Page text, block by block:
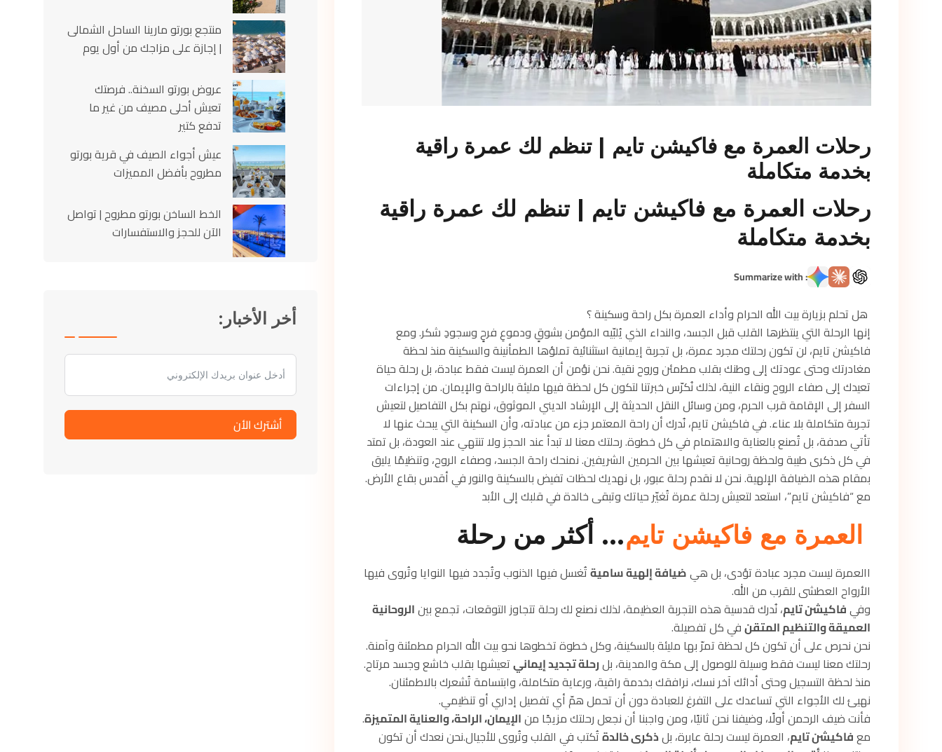
رحلات العمرة مع فاكيشن تايم | تنظم لك عمرة راقية
بخدمة متكاملة
رحلات العمرة مع فاكيشن تايم | تنظم لك عمرة راقية
بخدمة متكاملة
: Summarize with
هل تحلم بزيارة بيت الله الحرام وأداء العمرة بكل راحة وسكينة ؟
إنها الرحلة التي ينتظرها القلب قبل الجسد، والنداء الذي يُلبّيه المؤمن بشوقٍ ودموعِ فرحٍ وسجودِ شكر. ومع
فاكيشن تايم، لن تكون رحلتك مجرد عمرة، بل تجربة إيمانية استثنائية تملؤها الطمأنينة والسكينة منذ لحظة
مغادرتك وحتى عودتك إلى وطنك بقلب مطمئن وروح نقية. نحن نؤمن أن العمرة ليست فقط عبادة، بل رحلة حياة
تعيدك إلى صفاء الروح ونقاء النية، لذلك نُكرّس خبرتنا لتكون كل لحظة فيها مليئة بالراحة والإيمان. من إجراءات
السفر إلى الإقامة قرب الحرم، ومن وسائل النقل الحديثة إلى الإرشاد الديني الموثوق، نهتم بكل التفاصيل لتعيش
تجربة متكاملة بلا عناء. في فاكيشن تايم، نُدرك أن راحة المعتمر جزء من عبادته، وأن السكينة التي يبحث عنها لا
تأتي صدفة، بل تُصنع بالعناية والاهتمام في كل خطوة. رحلتك معنا لا تبدأ عند الحجز ولا تنتهي عند العودة، بل تمتد
في كل ذكرى طيبة ولحظة روحانية تعيشها بين الحرمين الشريفين. نمنحك راحة الجسد، وصفاء الروح، وتنظيمًا يليق
بمقام هذه الضيافة الإلهية. نحن لا نقدم رحلة عبور، بل نهديك لحظات تفيض بالسكينة والنور في أقدس بقاع الأرض.
مع “فاكيشن تايم”، استعد لتعيش رحلة عمرة تُغيّر حياتك وتبقى خالدة في قلبك إلى الأبد
العمرة مع فاكيشن تايم… أكثر من رحلة
االعمرة ليست مجرد عبادة تؤدى، بل هيضيافة إلهية ساميةتُغسل فيها الذنوب وتُجدد فيها النوايا وتُروى فيها
الأرواح العطشى للقرب من الله.
وفيفاكيشن تايم، نُدرك قدسية هذه التجربة العظيمة، لذلك نصنع لك رحلة تتجاوز التوقعات، تجمع بينالروحانية
العميقة والتنظيم المتقنفي كل تفصيلة.
نحن نحرص على أن تكون كل لحظة تمرّ بها مليئة بالسكينة، وكل خطوة تخطوها نحو بيت الله الحرام مطمئنة وآمنة.
رحلتك معنا ليست فقط وسيلة للوصول إلى مكة والمدينة، بلرحلة تجديد إيمانيتعيشها بقلب خاشع وجسد مرتاح.
منذ لحظة التسجيل وحتى أدائك آخر نسك، نرافقك بخدمة راقية، ورعاية متكاملة، وابتسامة تُشعرك بالاطمئنان.
نهيئ لك الأجواء التي تساعدك على التفرغ للعبادة دون أن تحمل همّ أي تفصيل إداري أو تنظيمي.
فأنت ضيف الرحمن أولًا، وضيفنا نحن ثانيًا، ومن واجبنا أن نجعل رحلتك مزيجًا منالإيمان، الراحة، والعناية المتميزة.
معفاكيشن تايم، العمرة ليست رحلة عابرة، بلذكرى خالدةتُكتب في القلب وتُروى للأجيال.نحن نعدك أن تكون
منتجع بورتو مارينا الساحل الشمالى
| إجازة على مزاجك من أول يوم
عروض بورتو السخنة.. فرصتك
تعيش أحلى مصيف من غير ما
تدفع كتير
عيش أجواء الصيف في قرية بورتو
مطروح بأفضل المميزات
الخط الساخن بورتو مطروح | تواصل
الآن للحجز والاستفسارات
أخر الأخبار:
أشترك الأن